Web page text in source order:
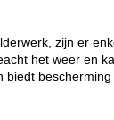
zijn er
het weer en